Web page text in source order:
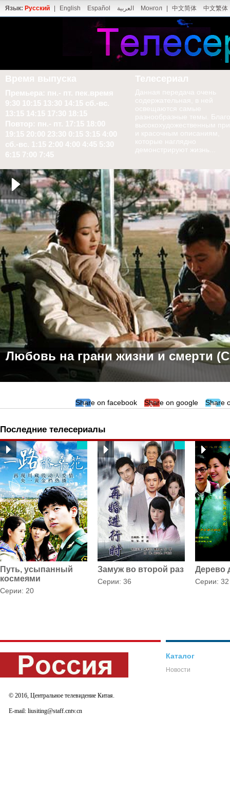
Язык: Русский English Español العربية Монгол 中文简体 中文繁体
Время выпуска
Премьера: пн.- пт. пек.время
9:30 10:15 13:30 14:15 сб.-вс.
13:15 14:15 17:30 18:15
Повтор: пн.- пт. 17:15 18:00
19:15 20:00 23:30 0:15 3:15 4:00
сб.-вс. 1:15 2:00 4:00 4:45 5:30
6:15 7:00 7:45
Телесериал
Данная передача очень
содержательная, в ней
освещаются самые
разнообразные темы.
высокохудожественным
и красочным описаниям,
которые наглядно
демонстрируют жизнь...
Любовь на грани жизни и смерти
Share on facebook Share on google Share
Последние телесериалы
Путь, усыпанный
космеями
Серии: 20
Замуж во второй раз
Серии: 36
Дерево
Серии: 32
© 2016, Центральное телевидение Китая.
E-mail: liusiting@staff.cntv.cn
Каталог
Новости